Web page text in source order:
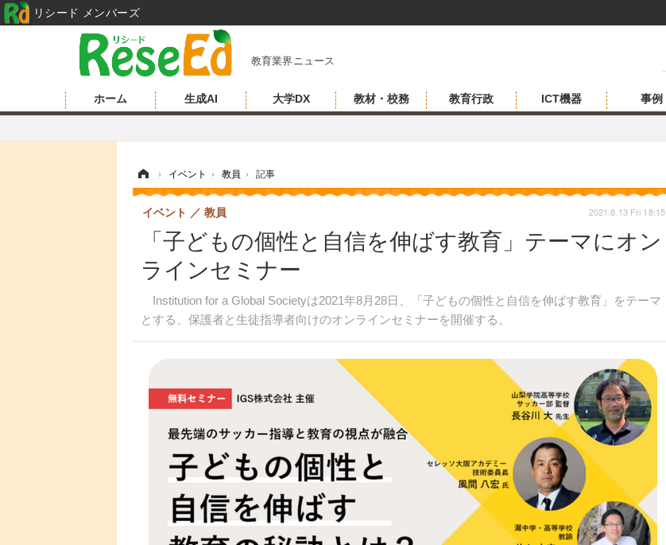
教育業界ニュース
ホーム 生成AI 大学DX 教材・校務 教育行政 ICT機器 事例
› イベント › 教員 › 記事
「子どもの個性と自信を伸ばす教育」テーマにオン
ラインセミナー
Institution for a Global Societyは2021年8月28日、「子どもの個性と自信を伸ばす教育」をテーマ
とする、保護者と生徒指導者向けのオンラインセミナーを開催する。
イベント 教員 2021.8.13 Fri 18:15
リシード メンバーズ